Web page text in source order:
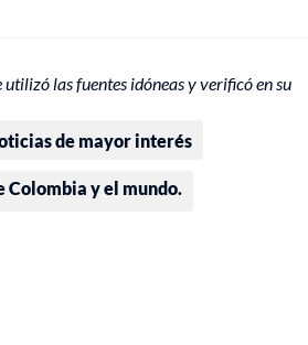
las fuentes idóneas y verificó en su
de mayor interés
Colombia y el mundo.